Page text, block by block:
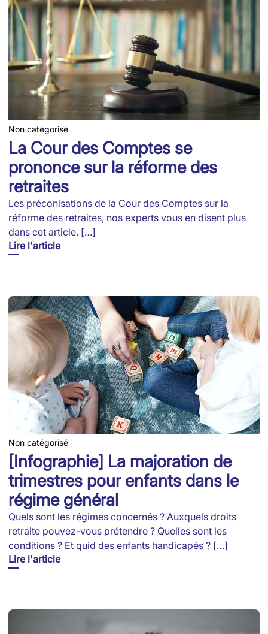
Non catégorisé
La Cour des Comptes se
prononce sur la réforme des
retraites
Les préconisations de la Cour des Comptes sur la
réforme des retraites, nos experts vous en disent plus
dans cet article. […]
Lire l'article
Non catégorisé
[Infographie] La majoration de
trimestres pour enfants dans le
régime général
Quels sont les régimes concernés ? Auxquels droits
retraite pouvez-vous prétendre ? Quelles sont les
conditions ? Et quid des enfants handicapés ? […]
Lire l'article